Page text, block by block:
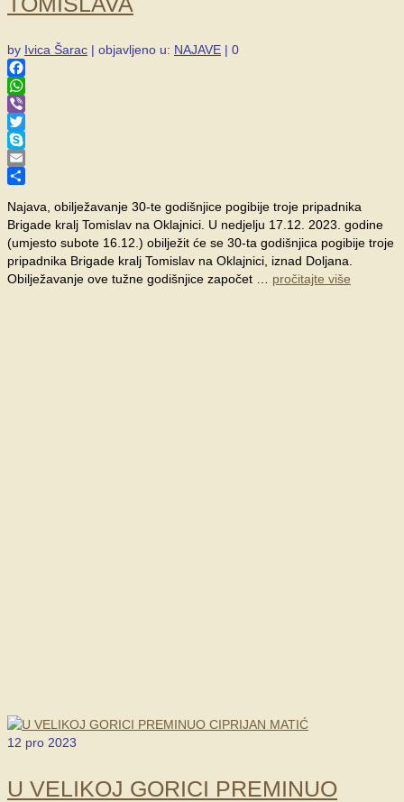
by Ivica Šarac | objavljeno u: NAJAVE | 0
Facebook
WhatsApp
Viber
Twitter
Skype
Email
Najava, obilježavanje 30-te godišnjice pogibije troje pripadnika
Brigade kralj Tomislav na Oklajnici. U nedjelju 17.12. 2023. godine
(umjesto subote 16.12.) obilježit će se 30-ta godišnjica pogibije troje
pripadnika Brigade kralj Tomislav na Oklajnici, iznad Doljana.
Obilježavanje ove tužne godišnjice započet … pročitajte više
12 pro 2023
U VELIKOJ GORICI PREMINUO